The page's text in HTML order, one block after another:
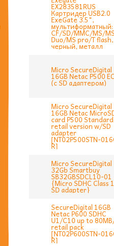
EX283581RUS
Картридер USB2.0
ExeGate 3.5",
мультиформатный:
CF/SD/MMC/MS/
Duo/MS pro/T flash,
черный, металл
Micro SecureDigital
16GB Netac P500
(с SD адаптером)
Micro SecureDigital
16GB Netac
card P500
retail version w/SD
adapter
[NT02P500STN-
R]
Micro SecureDigital
32Gb Smartbuy
SB32GBSDCL10-01
{Micro SDHC Class
SD adapter}
SecureDigital 16GB
Netac P600 SDHC
U1/C10 up to
retail pack
[NT02P600STN-
R]